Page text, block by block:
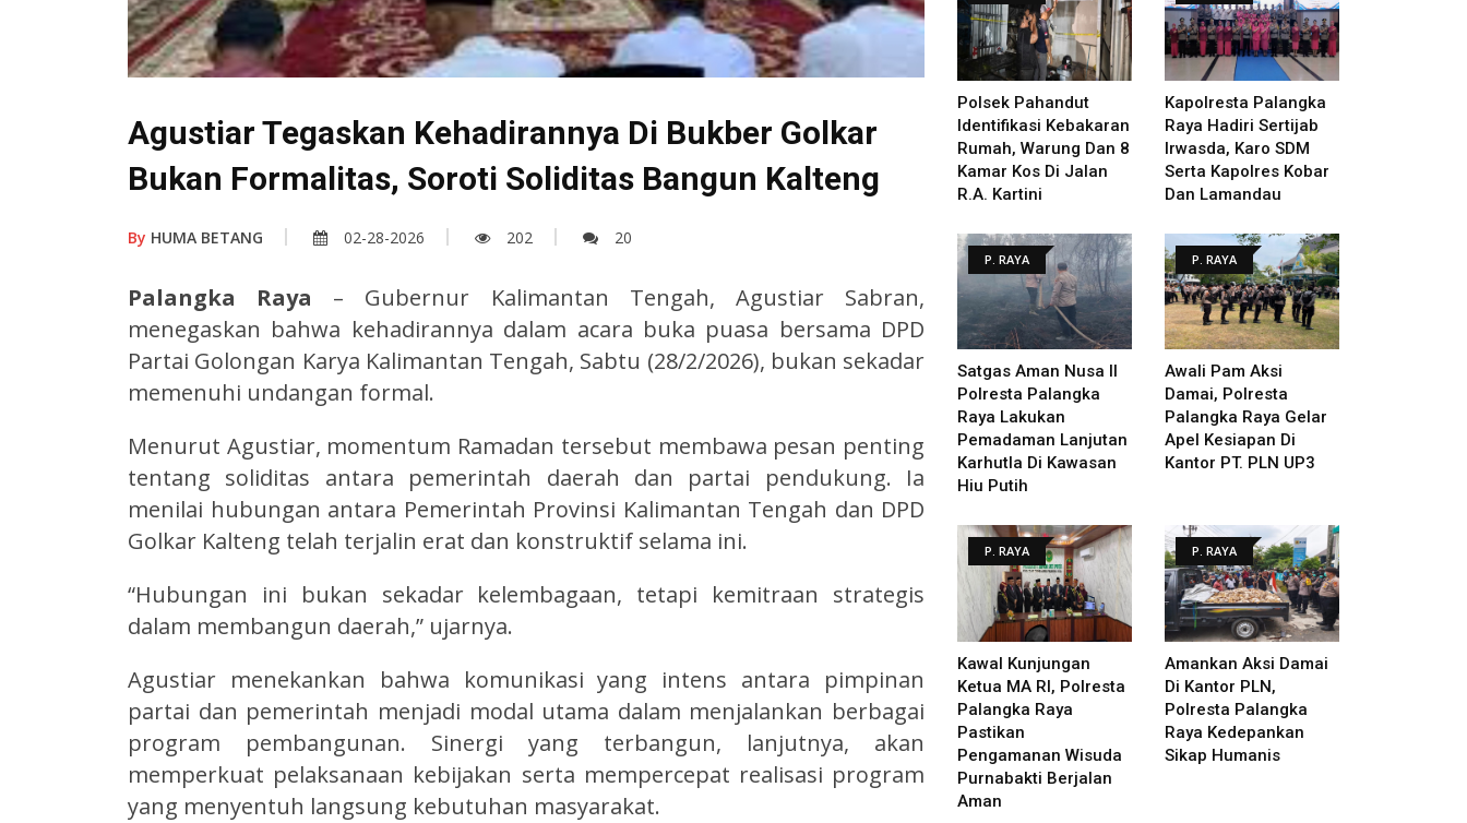
Agustiar Tegaskan Kehadirannya Di Bukber Golkar
Bukan Formalitas, Soroti Soliditas Bangun Kalteng
By HUMA BETANG 02-28-2026 202 20
Palangka Raya – Gubernur Kalimantan Tengah, Agustiar Sabran,
menegaskan bahwa kehadirannya dalam acara buka puasa bersama DPD
Partai Golongan Karya Kalimantan Tengah, Sabtu (28/2/2026), bukan sekadar
memenuhi undangan formal.
Menurut Agustiar, momentum Ramadan tersebut membawa pesan penting
tentang soliditas antara pemerintah daerah dan partai pendukung. Ia
menilai hubungan antara Pemerintah Provinsi Kalimantan Tengah dan DPD
Golkar Kalteng telah terjalin erat dan konstruktif selama ini.
“Hubungan ini bukan sekadar kelembagaan, tetapi kemitraan strategis
dalam membangun daerah,” ujarnya.
Agustiar menekankan bahwa komunikasi yang intens antara pimpinan
partai dan pemerintah menjadi modal utama dalam menjalankan berbagai
program pembangunan. Sinergi yang terbangun, lanjutnya, akan
memperkuat pelaksanaan kebijakan serta mempercepat realisasi program
yang menyentuh langsung kebutuhan masyarakat.
Polsek Pahandut
Identifikasi Kebakaran
Rumah, Warung Dan 8
Kamar Kos Di Jalan
R.A. Kartini
Kapolresta Palangka
Raya Hadiri Sertijab
Irwasda, Karo SDM
Serta Kapolres Kobar
Dan Lamandau
P. RAYA
Satgas Aman Nusa II
Polresta Palangka
Raya Lakukan
Pemadaman Lanjutan
Karhutla Di Kawasan
Hiu Putih
P. RAYA
Awali Pam Aksi
Damai, Polresta
Palangka Raya Gelar
Apel Kesiapan Di
Kantor PT. PLN UP3
P. RAYA
Kawal Kunjungan
Ketua MA RI, Polresta
Palangka Raya
Pastikan
Pengamanan Wisuda
Purnabakti Berjalan
Aman
P. RAYA
Amankan Aksi Damai
Di Kantor PLN,
Polresta Palangka
Raya Kedepankan
Sikap Humanis